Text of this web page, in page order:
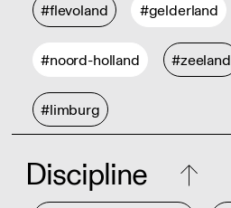
#flevoland #gelderland
#noord-holland #zeeland
#limburg
Discipline